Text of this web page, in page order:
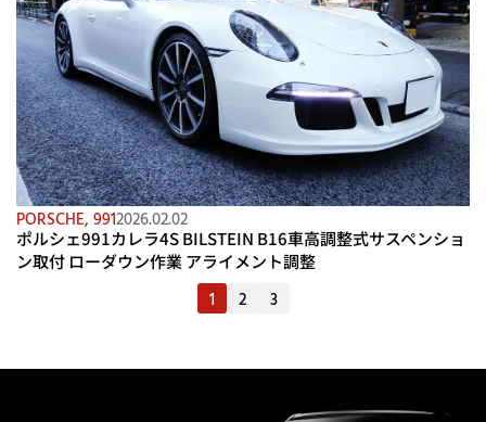
PORSCHE, 9912026.02.02
ポルシェ991カレラ4S BILSTEIN B16車高調整式サスペンショ
ン取付 ローダウン作業 アライメント調整
1
2 3